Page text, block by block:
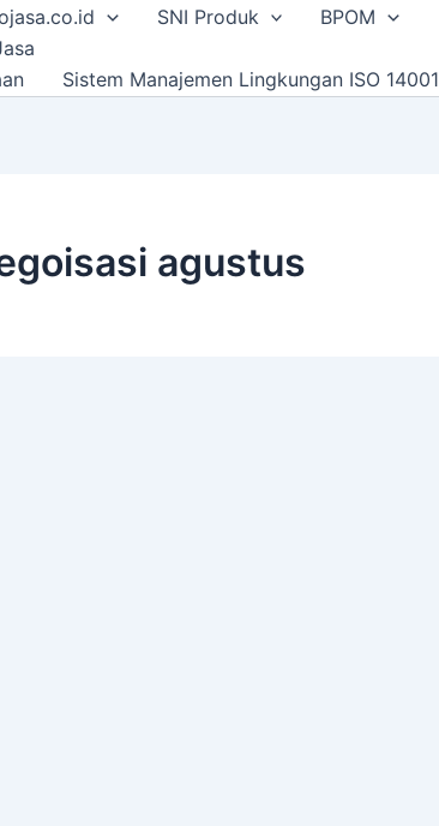
SNI Produk
BPOM
Sistem Manajemen Lingkungan ISO 14001
agustus